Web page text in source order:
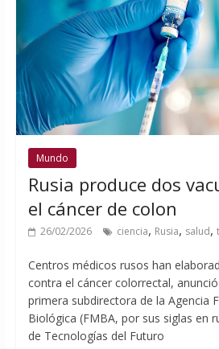
Mundo
Rusia produce dos
el cáncer de colon
26/02/2026 ciencia, Rusia, salud,
Centros médicos rusos han
contra el cáncer colorrectal,
primera subdirectora de la Agencia
Biológica (FMBA, por sus siglas en
de Tecnologías del Futuro